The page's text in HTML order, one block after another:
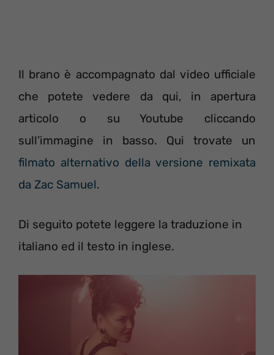
Il brano è accompagnato dal video ufficiale
che potete vedere da qui, in apertura
articolo o su Youtube cliccando
sull’immagine in basso. Qui trovate un
filmato alternativo della versione remixata
da Zac Samuel.
Di seguito potete leggere la traduzione in
italiano ed il testo in inglese.